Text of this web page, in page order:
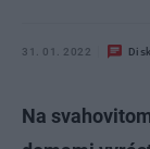
31. 01. 2022
Na